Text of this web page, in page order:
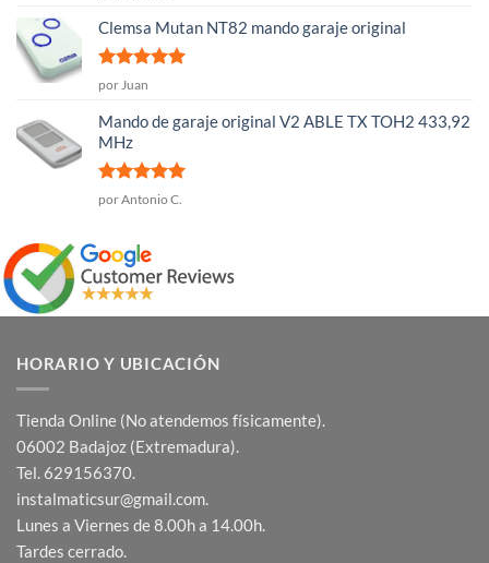
5
Clemsa Mutan NT82 mando garaje original
Valorado
por Juan
Mando de garaje original V2 ABLE TX TOH2 433,92
MHz
Valorado
por Antonio C.
HORARIO Y UBICACIÓN
Tienda Online (No atendemos físicamente).
06002 Badajoz (Extremadura).
Tel. 629156370.
instalmaticsur@gmail.com.
Lunes a Viernes de 8.00h a 14.00h.
Tardes cerrado.